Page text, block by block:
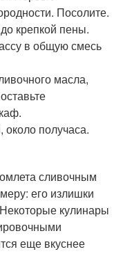
Посолите.
крепкой пены.
в общую смесь
масла,
около получаса.
сливочным
его излишки
кулинары
еще вкуснее